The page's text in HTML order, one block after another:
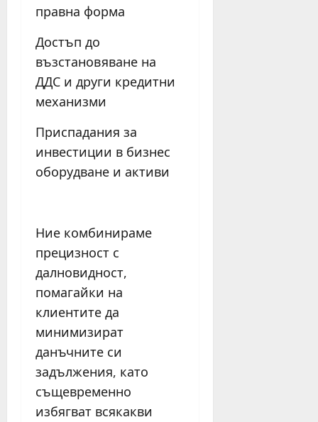
правна форма
Достъп до
възстановяване на
ДДС и други кредитни
механизми
Приспадания за
инвестиции в бизнес
оборудване и активи
Ние комбинираме
прецизност с
далновидност,
помагайки на
клиентите да
минимизират
данъчните си
задължения, като
същевременно
избягват всякакви